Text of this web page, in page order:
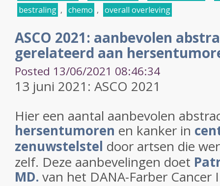
bestraling , chemo , overall overleving
ASCO 2021: aanbevolen
gerelateerd aan
Posted 13/06/2021 08:46:34
13 juni 2021: ASCO 2021
Hier een aantal aanbevolen
hersentumoren en kanker in
zenuwstelstel door artsen die
zelf. Deze aanbevelingen doet
MD. van het DANA-Farber Cancer